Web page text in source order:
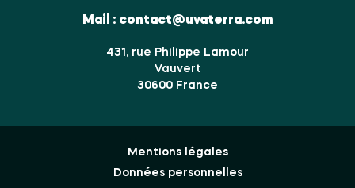
Mail : contact@uvaterra.com
431, rue Philippe Lamour
Vauvert
30600 France
Mentions légales
Données personnelles